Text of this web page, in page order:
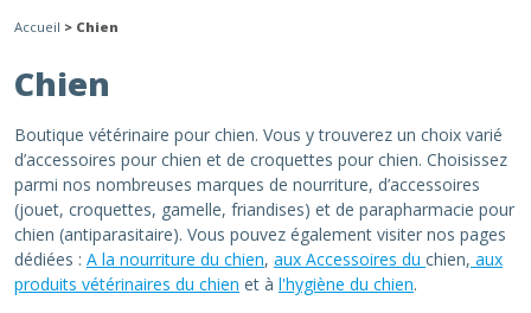
Accueil > Chien
Chien
Boutique vétérinaire pour chien. Vous y trouverez un choix varié
d’accessoires pour chien et de croquettes pour chien. Choisissez
parmi nos nombreuses marques de nourriture, d’accessoires
(jouet, croquettes, gamelle, friandises) et de parapharmacie pour
chien (antiparasitaire). Vous pouvez également visiter nos pages
dédiées : A la nourriture du chien, aux Accessoires du chien, aux
produits vétérinaires du chien et à l'hygiène du chien.